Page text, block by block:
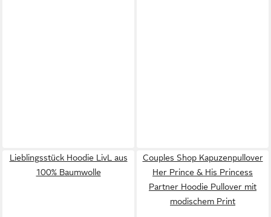
Lieblingsstück Hoodie LivL aus
100% Baumwolle
Couples Shop Kapuzenpullover
Her Prince & His Princess
Partner Hoodie Pullover mit
modischem Print